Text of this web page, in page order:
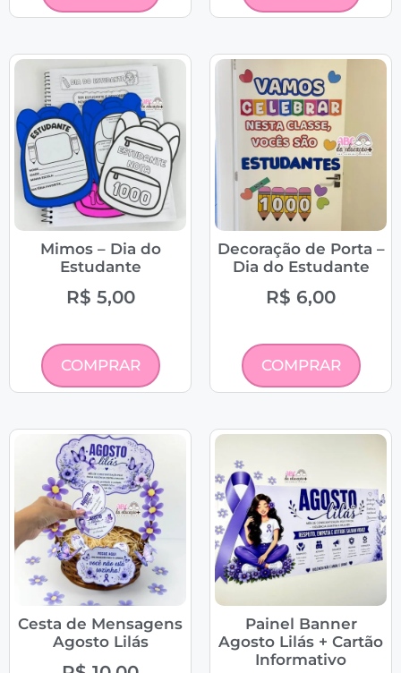
Mimos – Dia do
Estudante
R$ 5,00
COMPRAR
Decoração de Porta –
Dia do Estudante
R$ 6,00
COMPRAR
Cesta de Mensagens
Agosto Lilás
Painel Banner
Agosto Lilás + Cartão
Informativo